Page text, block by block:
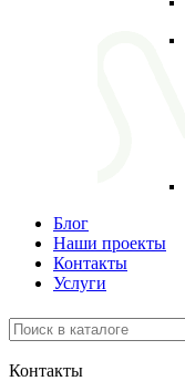
Блог
Наши проекты
Контакты
Услуги
Контакты